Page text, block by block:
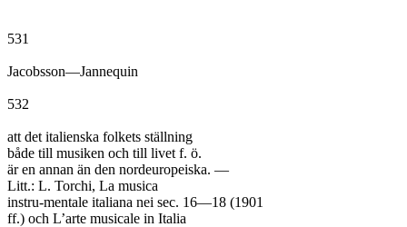
531
Jacobsson—Jannequin
532
att det italienska folkets ställning
både till musiken och till livet f. ö.
är en annan än den nordeuropeiska. —
Litt.: L. Torchi, La musica
instru-mentale italiana nei sec. 16—18 (1901
ff.) och L’arte musicale in Italia